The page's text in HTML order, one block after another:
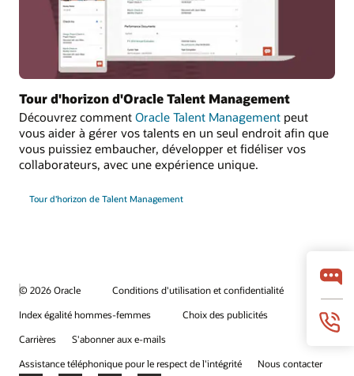
Tour d'horizon d'Oracle Talent Management
Découvrez comment Oracle Talent Management peut
vous aider à gérer vos talents en un seul endroit afin que
vous puissiez embaucher, développer et fidéliser vos
collaborateurs, avec une expérience unique.
Tour d'horizon de Talent Management
© 2026 Oracle
Conditions d'utilisation et confidentialité
Index égalité hommes-femmes
Choix des publicités
Carrières
S'abonner aux e-mails
Assistance téléphonique pour le respect de l'intégrité
Nous contacter